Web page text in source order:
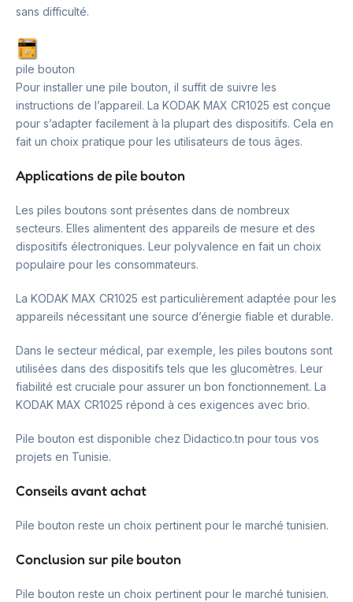
sans difficulté.
pile bouton
Pour installer une pile bouton, il suffit de suivre les
instructions de l’appareil. La KODAK MAX CR1025 est conçue
pour s’adapter facilement à la plupart des dispositifs. Cela en
fait un choix pratique pour les utilisateurs de tous âges.
Applications de pile bouton
Les piles boutons sont présentes dans de nombreux
secteurs. Elles alimentent des appareils de mesure et des
dispositifs électroniques. Leur polyvalence en fait un choix
populaire pour les consommateurs.
La KODAK MAX CR1025 est particulièrement adaptée pour les
appareils nécessitant une source d’énergie fiable et durable.
Dans le secteur médical, par exemple, les piles boutons sont
utilisées dans des dispositifs tels que les glucomètres. Leur
fiabilité est cruciale pour assurer un bon fonctionnement. La
KODAK MAX CR1025 répond à ces exigences avec brio.
Pile bouton est disponible chez Didactico.tn pour tous vos
projets en Tunisie.
Conseils avant achat
Pile bouton reste un choix pertinent pour le marché tunisien.
Conclusion sur pile bouton
Pile bouton reste un choix pertinent pour le marché tunisien.